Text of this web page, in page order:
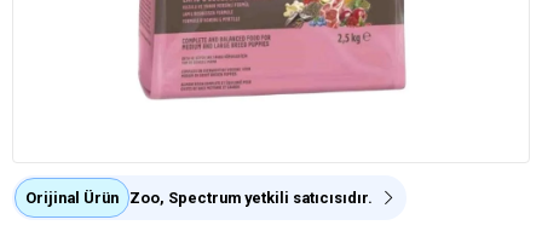
Orijinal Ürün Zoo, Spectrum yetkili satıcısıdır.